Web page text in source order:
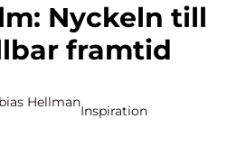
Nyckeln till
framtid
Hellman
Inspiration